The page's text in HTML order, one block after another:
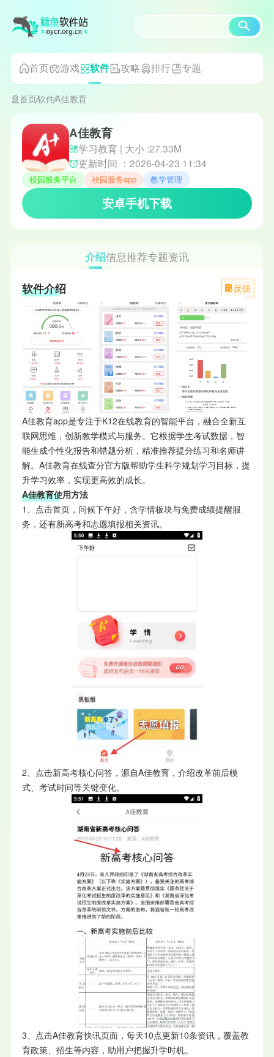
首页 游戏 软件 攻略 排行 专题
首页软件A佳教育
A佳教育
学习教育 | 大小 :27.33M
更新时间 ：2026-04-23 11:34
校园服务平台 校园服务app 教学管理
安卓手机下载
介绍信息推荐专题资讯
反馈
软件介绍
A佳教育app是专注于K12在线教育的智能平台，融合全新互
联网思维，创新教学模式与服务。它根据学生考试数据，智
能生成个性化报告和错题分析，精准推荐提分练习和名师讲
解。A佳教育在线查分官方版帮助学生科学规划学习目标，提
升学习效率，实现更高效的成长。
A佳教育使用方法
1、点击首页，问候下午好，含学情板块与免费成绩提醒服
务，还有新高考和志愿填报相关资讯。
2、点击新高考核心问答，源自A佳教育，介绍改革前后模
式、考试时间等关键变化。
3、点击A佳教育快讯页面，每天10点更新10条资讯，覆盖教
育政策、招生等内容，助用户把握升学时机。